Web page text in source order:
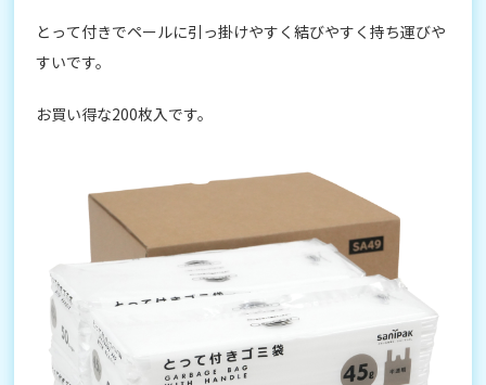
とって付きでペールに引っ掛けやすく結びやすく持ち運びや
すいです。
お買い得な200枚入です。